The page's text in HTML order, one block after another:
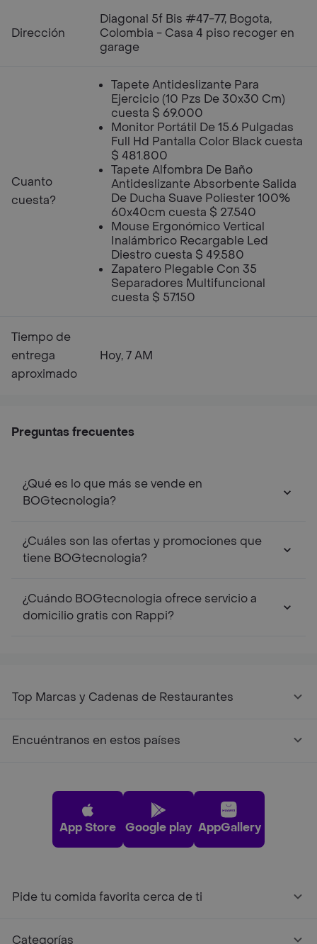
Dirección
Diagonal 5f Bis #47-77, Bogota,
Colombia - Casa 4 piso recoger en
garage
Cuanto
cuesta?
Tapete Antideslizante Para
Ejercicio (10 Pzs De 30x30 Cm)
cuesta $ 69.000
Monitor Portátil De 15.6 Pulgadas
Full Hd Pantalla Color Black cuesta
$ 481.800
Tapete Alfombra De Baño
Antideslizante Absorbente Salida
De Ducha Suave Poliester 100%
60x40cm cuesta $ 27.540
Mouse Ergonómico Vertical
Inalámbrico Recargable Led
Diestro cuesta $ 49.580
Zapatero Plegable Con 35
Separadores Multifuncional
cuesta $ 57.150
Tiempo de
entrega
aproximado
Hoy, 7 AM
Preguntas frecuentes
¿Qué es lo que más se vende en
BOGtecnologia?
¿Cuáles son las ofertas y promociones que
tiene BOGtecnologia?
¿Cuándo BOGtecnologia ofrece servicio a
domicilio gratis con Rappi?
Top Marcas y Cadenas de Restaurantes
Encuéntranos en estos países
App Store Google play AppGallery
Pide tu comida favorita cerca de ti
Categorías